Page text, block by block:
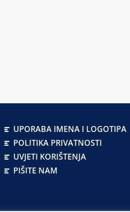
UPORABA IMENA I LOGOTIPA
POLITIKA PRIVATNOSTI
UVJETI KORIŠTENJA
PIŠITE NAM